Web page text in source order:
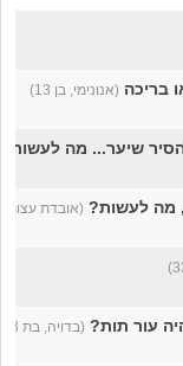
המחיה
בריכה (אנונימי, בן 13)
להסיר שיער... מה
מה לעשות? (אובדת עצות,
עור תות? (בדויה, בת 18)